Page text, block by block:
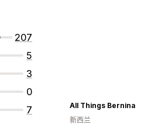
207
5
3
0
7
All Things Bernina
新西兰